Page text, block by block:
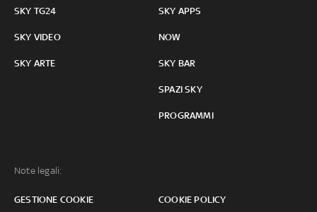
SKY TG24
SKY VIDEO
SKY ARTE
SKY APPS
NOW
SKY BAR
SPAZI SKY
PROGRAMMI
Note legali:
GESTIONE COOKIE COOKIE POLICY